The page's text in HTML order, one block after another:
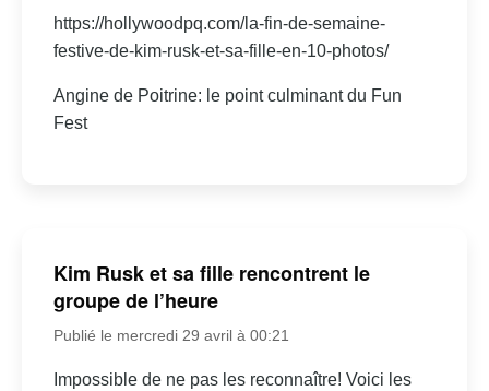
https://hollywoodpq.com/la-fin-de-semaine-
festive-de-kim-rusk-et-sa-fille-en-10-photos/
Angine de Poitrine: le point culminant du Fun
Fest
Kim Rusk et sa fille rencontrent le
groupe de l’heure
Publié le mercredi 29 avril à 00:21
Impossible de ne pas les reconnaître! Voici les